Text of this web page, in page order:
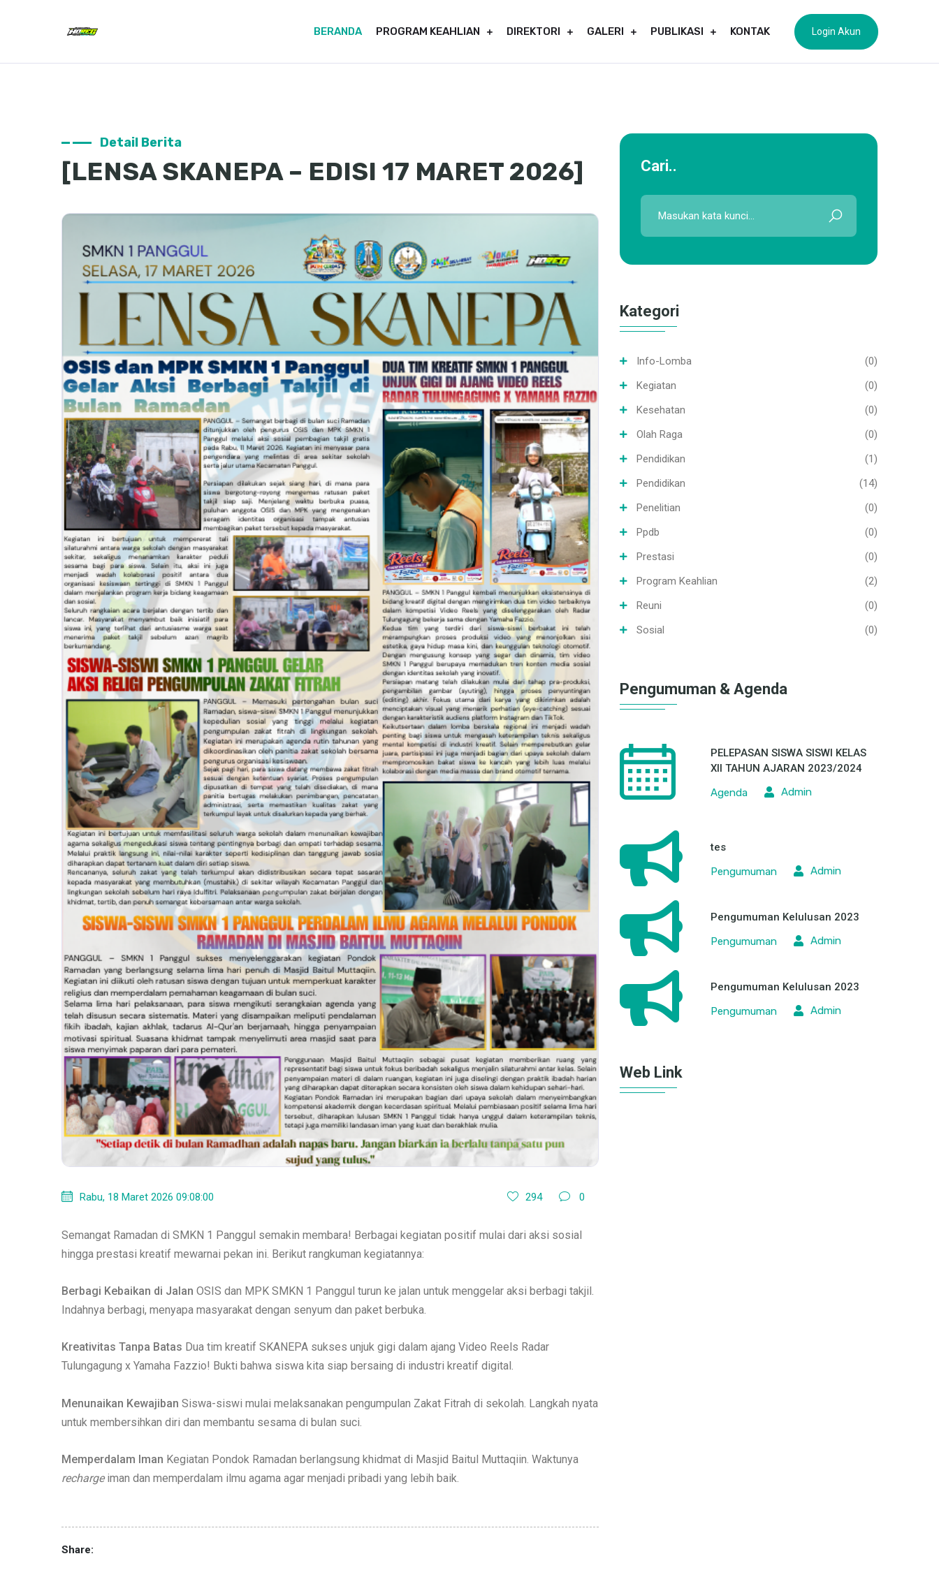
Login Akun
BERANDA PROGRAM KEAHLIAN DIREKTORI GALERI PUBLIKASI KONTAK
Detail Berita
[LENSA SKANEPA – EDISI 17 MARET 2026]
Rabu, 18 Maret 2026 09:08:00 294 0
Semangat Ramadan di SMKN 1 Panggul semakin membara! Berbagai kegiatan positif mulai dari aksi sosial
hingga prestasi kreatif mewarnai pekan ini. Berikut rangkuman kegiatannya:
Berbagi Kebaikan di Jalan OSIS dan MPK SMKN 1 Panggul turun ke jalan untuk menggelar aksi berbagi takjil.
Indahnya berbagi, menyapa masyarakat dengan senyum dan paket berbuka.
Kreativitas Tanpa Batas Dua tim kreatif SKANEPA sukses unjuk gigi dalam ajang Video Reels Radar
Tulungagung x Yamaha Fazzio! Bukti bahwa siswa kita siap bersaing di industri kreatif digital.
Menunaikan Kewajiban Siswa-siswi mulai melaksanakan pengumpulan Zakat Fitrah di sekolah. Langkah nyata
untuk membersihkan diri dan membantu sesama di bulan suci.
Memperdalam Iman Kegiatan Pondok Ramadan berlangsung khidmat di Masjid Baitul Muttaqiin. Waktunya
rechargeiman dan memperdalam ilmu agama agar menjadi pribadi yang lebih baik.
Share:
Cari..
Kategori
Info-Lomba
(0)
Kegiatan
(0)
Kesehatan
(0)
Olah Raga
(0)
Pendidikan
(1)
Pendidikan
(14)
Penelitian
(0)
Ppdb
(0)
Prestasi
(0)
Program Keahlian
(2)
Reuni
(0)
Sosial
(0)
Pengumuman & Agenda
PELEPASAN SISWA SISWI KELAS
XII TAHUN AJARAN 2023/2024
Agenda
Admin
tes
Pengumuman
Admin
Pengumuman Kelulusan 2023
Pengumuman
Admin
Pengumuman Kelulusan 2023
Pengumuman
Admin
Web Link